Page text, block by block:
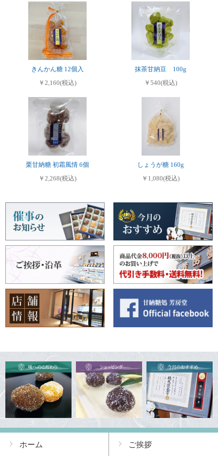
きんかん糖 12個入
￥2,160(税込)
抹茶甘納豆 100g
￥540(税込)
栗甘納糖 初霜風情 6個
￥2,268(税込)
しょうが糖 160g
￥1,080(税込)
ホーム ご挨拶